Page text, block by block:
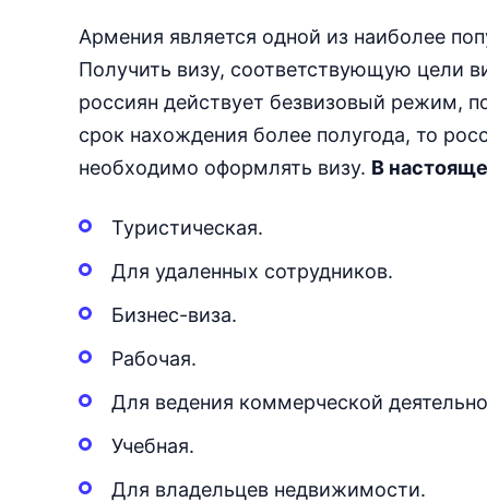
Армения является одной из наиболее
Получить визу, соответствующую цели
россиян действует безвизовый режим,
срок нахождения более полугода, то
необходимо оформлять визу. В
Туристическая.
Для удаленных сотрудников.
Бизнес-виза.
Рабочая.
Для ведения коммерческой
Учебная.
Для владельцев недвижимости.